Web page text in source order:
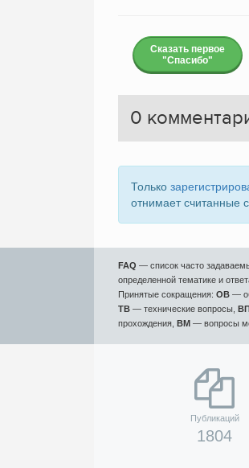
Сказать первое
"Спасибо"
0
Только
отнимает считанные
FAQ — список часто
определенной тематике и
Принятые сокращения: ОВ —
ТВ — технические вопросы,
прохождения, ВМ — вопросы
Публикаций
1804